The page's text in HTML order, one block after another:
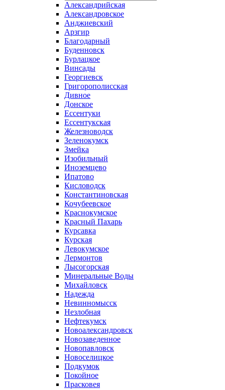
Александрийская
Александровское
Анджиевский
Арзгир
Благодарный
Буденновск
Бурлацкое
Винсады
Георгиевск
Григорополисская
Дивное
Донское
Ессентуки
Ессентукская
Железноводск
Зеленокумск
Змейка
Изобильный
Иноземцево
Ипатово
Кисловодск
Константиновская
Кочубеевское
Краснокумское
Красный Пахарь
Курсавка
Курская
Левокумское
Лермонтов
Лысогорская
Минеральные Воды
Михайловск
Надежда
Невинномысск
Незлобная
Нефтекумск
Новоалександровск
Новозаведенное
Новопавловск
Новоселицкое
Подкумок
Покойное
Прасковея